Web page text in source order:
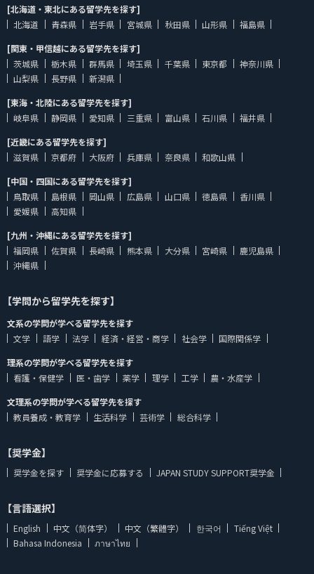
[北海道・東北にある留学先を探す]
北海道
青森県 岩手県 宮城県 秋田県 山形県
福島県
[関東・甲信越にある留学先を探す]
茨城県
栃木県 群馬県 埼玉県 千葉県 東京都
神奈川県
山梨県
長野県
新潟県
[東海・北陸にある留学先を探す]
岐阜県
静岡県 愛知県 三重県 富山県 石川県
福井県
[近畿にある留学先を探す]
滋賀県
京都府 大阪府 兵庫県 奈良県
和歌山県
[中国・四国にある留学先を探す]
鳥取県
島根県 岡山県 広島県 山口県 徳島県
香川県
愛媛県
高知県
[九州・沖縄にある留学先を探す]
福岡県
佐賀県 長崎県 熊本県 大分県 宮崎県
鹿児島県
沖縄県
【学問から留学先を探す】
文系の学問が学べる留学先を探す
文学
語学 法学 経済・経営・商学 社会学
国際関係学
理系の学問が学べる留学先を探す
看護・保健学
医・歯学 薬学 理学 工学
農・水産学
文理系の学問が学べる留学先を探す
教員養成・教育学
生活科学 芸術学 総合科学
【奨学金】
奨学金を探す 奨学金に応募する JAPAN STUDY SUPPORT奨学金
【言語選択】
English 中文（简体字） 中文（繁體字） 한국어
Tiếng Việt
Bahasa Indonesia
ภาษาไทย